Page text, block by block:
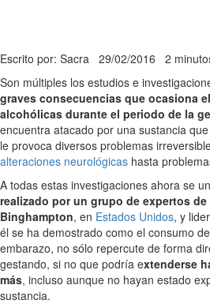
Escrito por: Sacra 29/02/2016 2
Son múltiples los estudios e
graves consecuencias que ocasiona
alcohólicas durante el periodo de la
encuentra atacado por una sustancia
le provoca diversos problemas
alteraciones neurológicas hasta
A todas estas investigaciones ahora se
realizado por un grupo de expertos
Binghampton, en Estados Unidos, y
él se ha demostrado como el consumo
embarazo, no sólo repercute de forma
gestando, si no que podría extenderse
más, incluso aunque no hayan estado
sustancia.